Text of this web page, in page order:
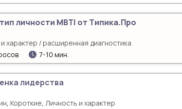
личности MBTI от Типика.Про
характер / расширенная диагностика
7-10 мин.
лидерства
, Короткие, Личность и характер